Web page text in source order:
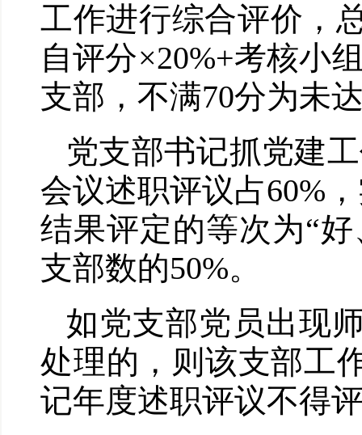
工作进行综合评价，
自评分×20%+考核小
支部，不满70分为未
党支部书记抓党建
会议述职评议占60%
结果评定的等次为“
支部数的50%。
如党支部党员出现
处理的，则该支部工
记年度述职评议不得